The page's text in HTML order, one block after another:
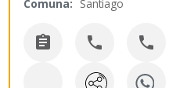
Comuna: Santiago
  